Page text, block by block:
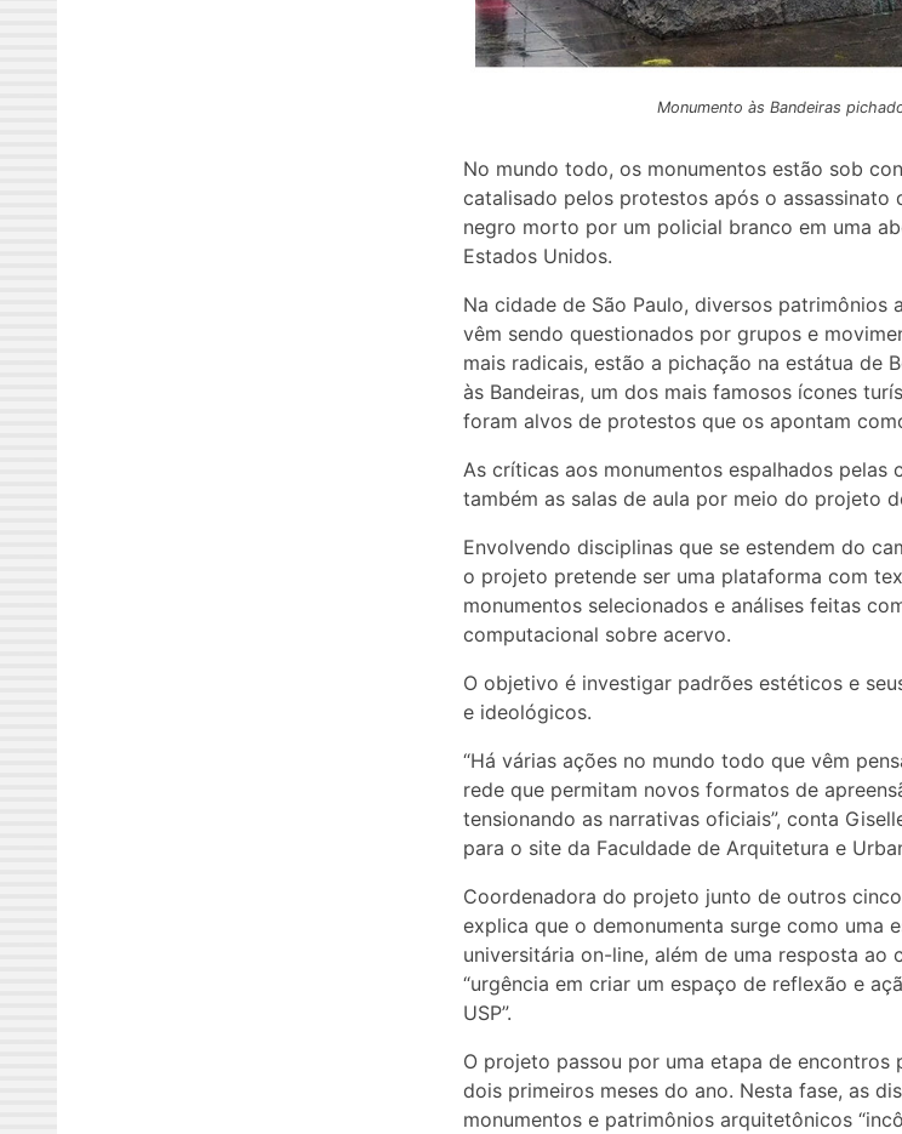
Monumento às Bandeiras
No mundo todo, os monumentos estão sob
catalisado pelos protestos após o assassinato
negro morto por um policial branco em uma
Estados Unidos.
Na cidade de São Paulo, diversos patrimônios
vêm sendo questionados por grupos e
mais radicais, estão a pichação na estátua de
às Bandeiras, um dos mais famosos ícones
foram alvos de protestos que os apontam
As críticas aos monumentos espalhados pelas
também as salas de aula por meio do projeto
Envolvendo disciplinas que se estendem do
o projeto pretende ser uma plataforma com
monumentos selecionados e análises feitas
computacional sobre acervo.
O objetivo é investigar padrões estéticos e
e ideológicos.
“Há várias ações no mundo todo que vêm
rede que permitam novos formatos de
tensionando as narrativas oficiais”, conta
para o site da Faculdade de Arquitetura e
Coordenadora do projeto junto de outros
explica que o demonumenta surge como uma
universitária on-line, além de uma resposta
“urgência em criar um espaço de reflexão e
USP”.
O projeto passou por uma etapa de encontros
dois primeiros meses do ano. Nesta fase, as
monumentos e patrimônios arquitetônicos